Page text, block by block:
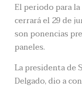
El periodo para
cerrará el 29 de
son ponencias
paneles.
La presidenta de
Delgado, dio a